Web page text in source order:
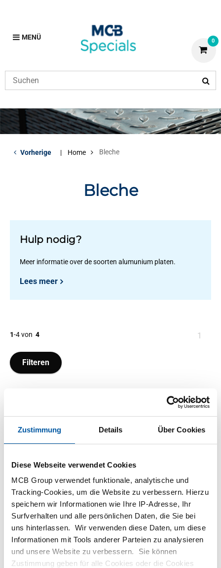
Zustimmung Details Über Cookies
Diese Webseite verwendet Cookies
MCB Group verwendet funktionale, analytische und
Tracking-Cookies, um die Website zu verbessern. Hierzu
speichern wir Informationen wie Ihre IP-Adresse, Ihr
Surfverhalten und alle persönlichen Daten, die Sie bei
uns hinterlassen. Wir verwenden diese Daten, um diese
Informationen mit Tools anderer Parteien zu analysieren
und unsere Website zu verbessern. Sie können
Zustimmung geben für alle Cookies oder die Cookies
MENÜ 0
Vorherige Home Bleche
Bleche
Hulp nodig?
Meer informatie over de soorten alumunium platen.
Lees meer
1-4von 4
Sie
1
Filteren
Hitzebeständiges
Blech/Band 1.4841 kgw
Verf G/N (IIIS/IIIC)
2500-0074
Hitzebeständiges
Blech/Band 1.4841
warmgewalzt Verfahren
1D
2500-0075